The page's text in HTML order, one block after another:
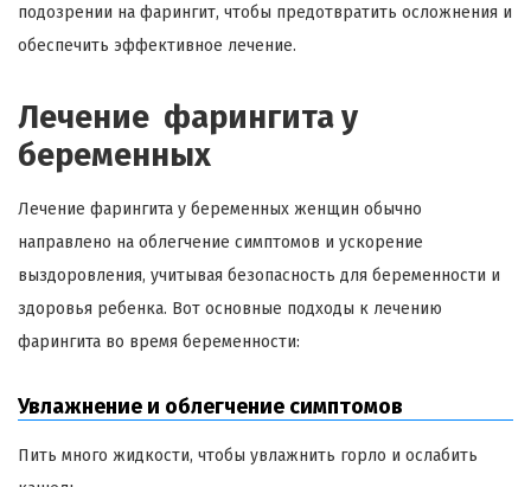
подозрении на фарингит, чтобы предотвратить осложнения и
обеспечить эффективное лечение.
Лечение фарингита у
беременных
Лечение фарингита у беременных женщин обычно
направлено на облегчение симптомов и ускорение
выздоровления, учитывая безопасность для беременности и
здоровья ребенка. Вот основные подходы к лечению
фарингита во время беременности:
Увлажнение и облегчение симптомов
Пить много жидкости, чтобы увлажнить горло и ослабить